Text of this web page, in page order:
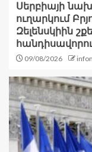
Սերբիայի
ուղարկում
Զելենսկիին
09/08/2026